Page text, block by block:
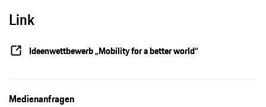
Link
Ideenwettbewerb „Mobility for a better world“
Medienanfragen